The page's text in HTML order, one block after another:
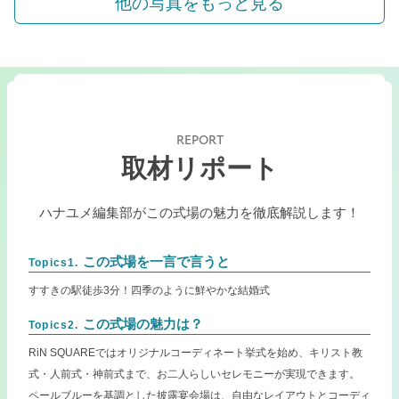
REPORT
取材リポート
ハナユメ編集部がこの式場の魅力を徹底解説します！
Topics1. この式場を一言で言うと
すすきの駅徒歩3分！四季のように鮮やかな結婚式
Topics2. この式場の魅力は？
RiN SQUAREではオリジナルコーディネート挙式を始め、キリスト教
式・人前式・神前式まで、お二人らしいセレモニーが実現できます。
ペールブルーを基調とした披露宴会場は、自由なレイアウトとコーディ